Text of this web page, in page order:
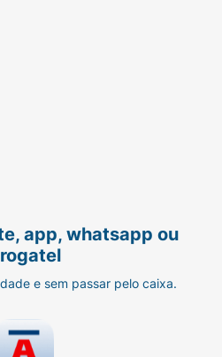
app, whatsapp ou
e sem passar pelo caixa.